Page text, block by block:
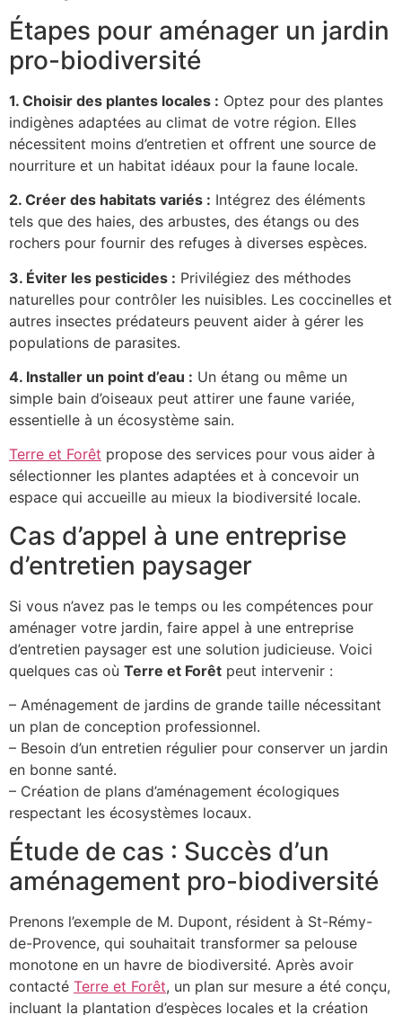
Étapes pour aménager un jardin
pro-biodiversité
1. Choisir des plantes locales : Optez pour des plantes
indigènes adaptées au climat de votre région. Elles
nécessitent moins d’entretien et offrent une source de
nourriture et un habitat idéaux pour la faune locale.
2. Créer des habitats variés : Intégrez des éléments
tels que des haies, des arbustes, des étangs ou des
rochers pour fournir des refuges à diverses espèces.
3. Éviter les pesticides : Privilégiez des méthodes
naturelles pour contrôler les nuisibles. Les coccinelles et
autres insectes prédateurs peuvent aider à gérer les
populations de parasites.
4. Installer un point d’eau : Un étang ou même un
simple bain d’oiseaux peut attirer une faune variée,
essentielle à un écosystème sain.
Terre et Forêt propose des services pour vous aider à
sélectionner les plantes adaptées et à concevoir un
espace qui accueille au mieux la biodiversité locale.
Cas d’appel à une entreprise
d’entretien paysager
Si vous n’avez pas le temps ou les compétences pour
aménager votre jardin, faire appel à une entreprise
d’entretien paysager est une solution judicieuse. Voici
quelques cas où Terre et Forêt peut intervenir :
– Aménagement de jardins de grande taille nécessitant
un plan de conception professionnel.
– Besoin d’un entretien régulier pour conserver un jardin
en bonne santé.
– Création de plans d’aménagement écologiques
respectant les écosystèmes locaux.
Étude de cas : Succès d’un
aménagement pro-biodiversité
Prenons l’exemple de M. Dupont, résident à St-Rémy-
de-Provence, qui souhaitait transformer sa pelouse
monotone en un havre de biodiversité. Après avoir
contacté Terre et Forêt, un plan sur mesure a été conçu,
incluant la plantation d’espèces locales et la création